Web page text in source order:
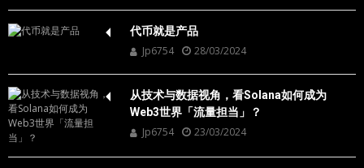
代币就是产品
Jp6754 28/03/2024
从技术与数据视角，看Solana如何成为
Web3世界「流量担当」？
Jp6754 23/03/2024